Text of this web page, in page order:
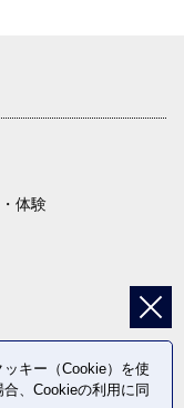
体験
キー（Cookie）を使
、Cookieの利用に同